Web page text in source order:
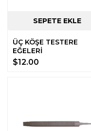
ÜÇ KÖŞE TESTERE
EĞELERİ
$12.00